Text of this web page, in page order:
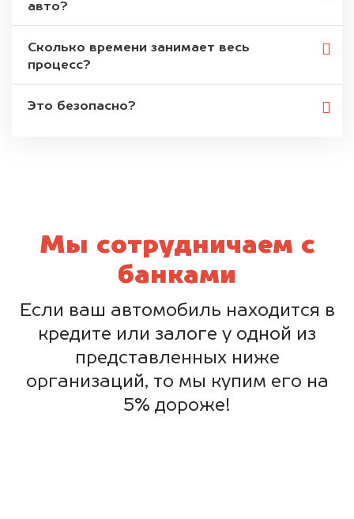
авто?
Сколько времени занимает весь
процесс?
Это безопасно?
Мы сотрудничаем с
банками
Если ваш автомобиль находится в
кредите или залоге у одной из
представленных ниже
организаций, то мы купим его на
5% дороже!